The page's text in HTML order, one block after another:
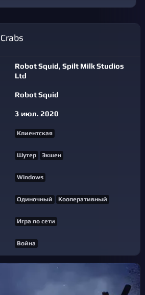
Robot Squid, Spilt Milk Studios
Ltd
Robot Squid
3 июл. 2020
Клиентская
Шутер Экшен
Windows
Одиночный Кооперативный
Игра по сети
Война